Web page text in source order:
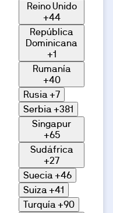
Reino Unido
+44
República
Dominicana
+1
Rumanía
+40
Rusia+7
Serbia+381
Singapur
+65
Sudáfrica
+27
Suecia+46
Suiza+41
Turquía+90